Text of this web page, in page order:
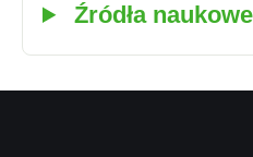
Źródła